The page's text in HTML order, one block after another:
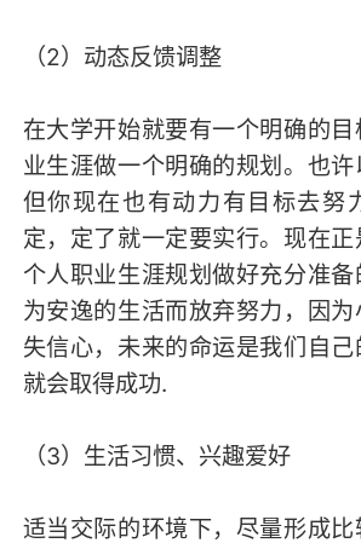
（2）动态反馈调整
在大学开始就要有一个明确的
业生涯做一个明确的规划。也许
但你现在也有动力有目标去努
定，定了就一定要实行。现在
个人职业生涯规划做好充分准
为安逸的生活而放弃努力，因
失信心，未来的命运是我们自
就会取得成功.
（3）生活习惯、兴趣爱好
适当交际的环境下，尽量形成